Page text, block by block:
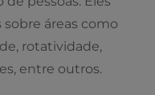
áreas como
rotatividade,
entre outros.